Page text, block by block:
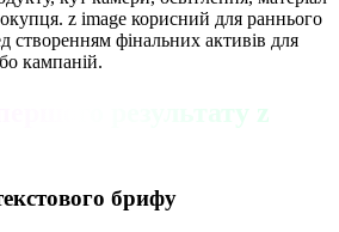
z image корисний для раннього
створенням фінальних активів для
кампаній.
результату z
брифу